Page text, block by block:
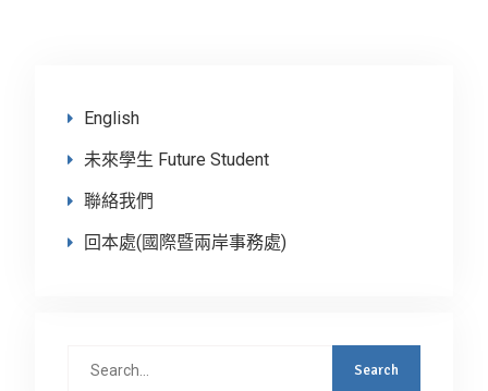
English
未來學生 Future Student
聯絡我們
回本處(國際暨兩岸事務處)